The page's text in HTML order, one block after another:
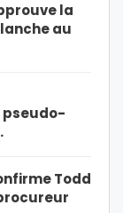
la
au
pseudo-
Todd